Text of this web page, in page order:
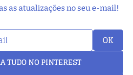
as atualizações no seu e-mail!
OK
TUDO NO PINTEREST